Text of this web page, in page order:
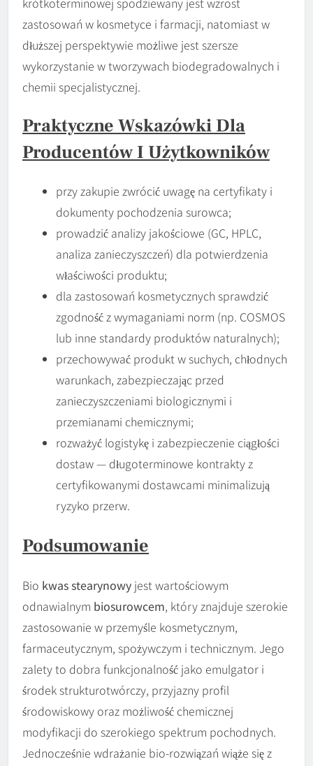
zastosowań w kosmetyce i farmacji, natomiast w
dłuższej perspektywie możliwe jest szersze
wykorzystanie w tworzywach biodegradowalnych i
chemii specjalistycznej.
Praktyczne Wskazówki Dla
Producentów I Użytkowników
przy zakupie zwrócić uwagę na certyfikaty i
dokumenty pochodzenia surowca;
prowadzić analizy jakościowe (GC, HPLC,
analiza zanieczyszczeń) dla potwierdzenia
właściwości produktu;
dla zastosowań kosmetycznych sprawdzić
zgodność z wymaganiami norm (np. COSMOS
lub inne standardy produktów naturalnych);
przechowywać produkt w suchych, chłodnych
warunkach, zabezpieczając przed
zanieczyszczeniami biologicznymi i
przemianami chemicznymi;
rozważyć logistykę i zabezpieczenie ciągłości
dostaw — długoterminowe kontrakty z
certyfikowanymi dostawcami minimalizują
ryzyko przerw.
Podsumowanie
Bio kwas stearynowy jest wartościowym
odnawialnym biosurowcem, który znajduje szerokie
zastosowanie w przemyśle kosmetycznym,
farmaceutycznym, spożywczym i technicznym. Jego
zalety to dobra funkcjonalność jako emulgator i
środek strukturotwórczy, przyjazny profil
środowiskowy oraz możliwość chemicznej
modyfikacji do szerokiego spektrum pochodnych.
Jednocześnie wdrażanie bio-rozwiązań wiąże się z